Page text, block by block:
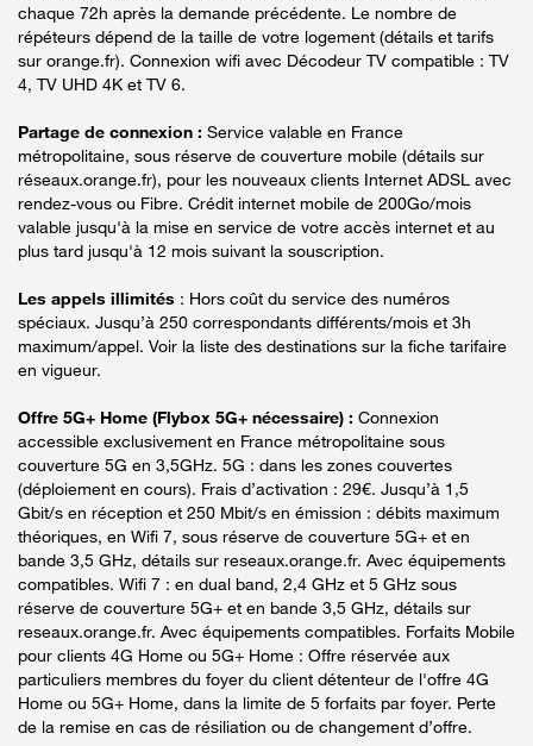
chaque 72h après la demande précédente. Le nombre de
répéteurs dépend de la taille de votre logement (détails et tarifs
sur orange.fr). Connexion wifi avec Décodeur TV compatible : TV
4, TV UHD 4K et TV 6.
Partage de connexion : Service valable en France
métropolitaine, sous réserve de couverture mobile (détails sur
réseaux.orange.fr), pour les nouveaux clients Internet ADSL avec
rendez-vous ou Fibre. Crédit internet mobile de 200Go/mois
valable jusqu'à la mise en service de votre accès internet et au
plus tard jusqu'à 12 mois suivant la souscription.
Les appels illimités : Hors coût du service des numéros
spéciaux. Jusqu’à 250 correspondants différents/mois et 3h
maximum/appel. Voir la liste des destinations sur la fiche tarifaire
en vigueur.
Offre 5G+ Home (Flybox 5G+ nécessaire) : Connexion
accessible exclusivement en France métropolitaine sous
couverture 5G en 3,5GHz. 5G : dans les zones couvertes
(déploiement en cours). Frais d’activation : 29€. Jusqu’à 1,5
Gbit/s en réception et 250 Mbit/s en émission : débits maximum
théoriques, en Wifi 7, sous réserve de couverture 5G+ et en
bande 3,5 GHz, détails sur reseaux.orange.fr. Avec équipements
compatibles. Wifi 7 : en dual band, 2,4 GHz et 5 GHz sous
réserve de couverture 5G+ et en bande 3,5 GHz, détails sur
reseaux.orange.fr. Avec équipements compatibles. Forfaits Mobile
pour clients 4G Home ou 5G+ Home : Offre réservée aux
particuliers membres du foyer du client détenteur de l'offre 4G
Home ou 5G+ Home, dans la limite de 5 forfaits par foyer. Perte
de la remise en cas de résiliation ou de changement d’offre.